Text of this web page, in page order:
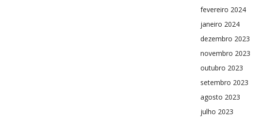
fevereiro 2024
janeiro 2024
dezembro 2023
novembro 2023
outubro 2023
setembro 2023
agosto 2023
julho 2023